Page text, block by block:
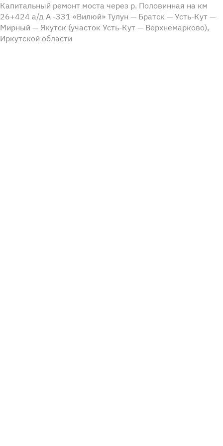
Капитальный ремонт моста через р. Половинная на км
26+424 а/д А -331 «Вилюй» Тулун — Братск — Усть-Кут —
Мирный — Якутск (участок Усть-Кут — Верхнемарково),
Иркутской области